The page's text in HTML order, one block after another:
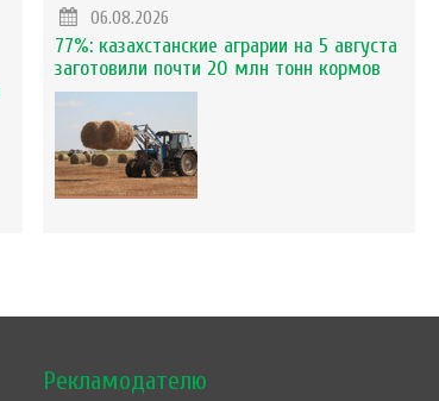
06.08.2026
77%: казахстанские аграрии на 5 августа
заготовили почти 20 млн тонн кормов
Рекламодателю